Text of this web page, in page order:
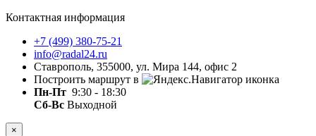
Контактная информация
+7 (499) 380-75-21
info@radal24.ru
Ставрополь, 355000, ул. Мира 144, офис 2
Построить маршрут в
Пн-Пт 9:30 - 18:30
Сб-Вс Выходной
×